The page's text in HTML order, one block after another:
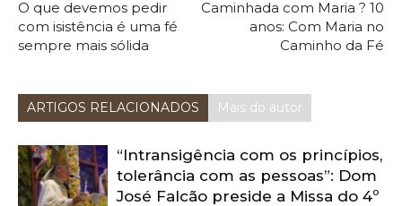
O que devemos pedir
com isistência é uma fé
sempre mais sólida
Caminhada com Maria ? 10
anos: Com Maria no
Caminho da Fé
ARTIGOS RELACIONADOS Mais do autor
“Intransigência com os princípios,
tolerância com as pessoas”: Dom
José Falcão preside a Missa do 4º